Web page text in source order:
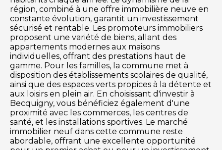
région, combiné à une offre immobilière neuve en
constante évolution, garantit un investissement
sécurisé et rentable. Les promoteurs immobiliers
proposent une variété de biens, allant des
appartements modernes aux maisons
individuelles, offrant des prestations haut de
gamme. Pour les familles, la commune met à
disposition des établissements scolaires de qualité,
ainsi que des espaces verts propices à la détente et
aux loisirs en plein air. En choisissant d'investir à
Becquigny, vous bénéficiez également d'une
proximité avec les commerces, les centres de
santé, et les installations sportives. Le marché
immobilier neuf dans cette commune reste
abordable, offrant une excellente opportunité